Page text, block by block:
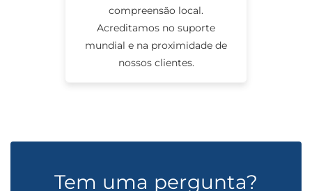
compreensão local.
Acreditamos no suporte
mundial e na proximidade de
nossos clientes.
Tem uma pergunta?